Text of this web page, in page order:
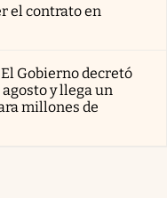
el contrato en
Gobierno decretó
y llega un
millones de